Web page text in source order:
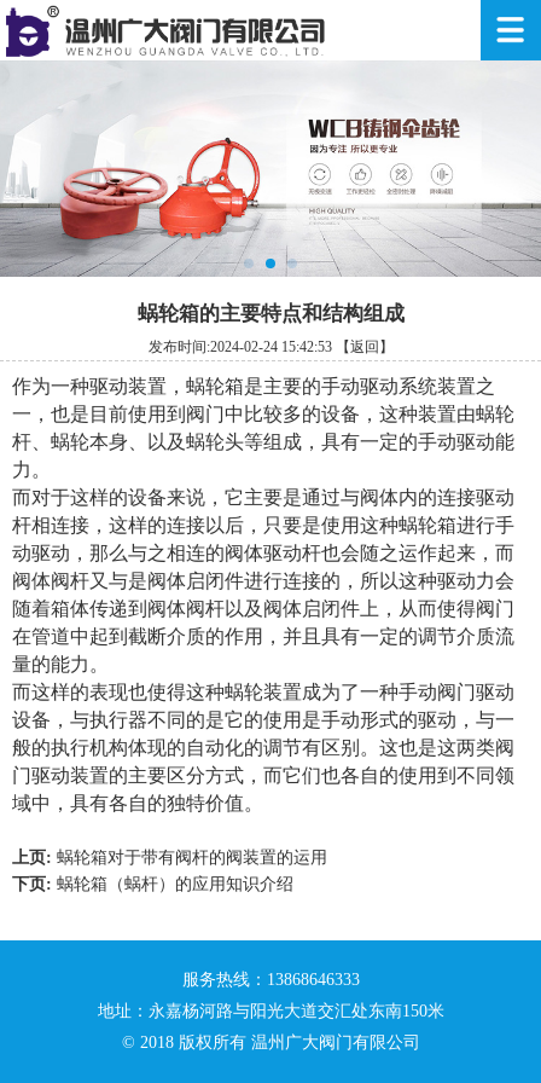
蜗轮箱的主要特点和结构组成
发布时间:2024-02-24 15:42:53 【返回】
作为一种驱动装置，蜗轮箱是主要的手动驱动系统装置之
一，也是目前使用到阀门中比较多的设备，这种装置由蜗轮
杆、蜗轮本身、以及蜗轮头等组成，具有一定的手动驱动能
力。
而对于这样的设备来说，它主要是通过与阀体内的连接驱动
杆相连接，这样的连接以后，只要是使用这种蜗轮箱进行手
动驱动，那么与之相连的阀体驱动杆也会随之运作起来，而
阀体阀杆又与是阀体启闭件进行连接的，所以这种驱动力会
随着箱体传递到阀体阀杆以及阀体启闭件上，从而使得阀门
在管道中起到截断介质的作用，并且具有一定的调节介质流
量的能力。
而这样的表现也使得这种蜗轮装置成为了一种手动阀门驱动
设备，与执行器不同的是它的使用是手动形式的驱动，与一
般的执行机构体现的自动化的调节有区别。这也是这两类阀
门驱动装置的主要区分方式，而它们也各自的使用到不同领
域中，具有各自的独特价值。
上页: 蜗轮箱对于带有阀杆的阀装置的运用
下页: 蜗轮箱（蜗杆）的应用知识介绍
服务热线：13868646333
地址：永嘉杨河路与阳光大道交汇处东南150米
© 2018 版权所有 温州广大阀门有限公司